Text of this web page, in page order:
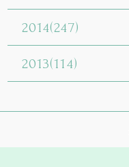
2014(247)
2013(114)